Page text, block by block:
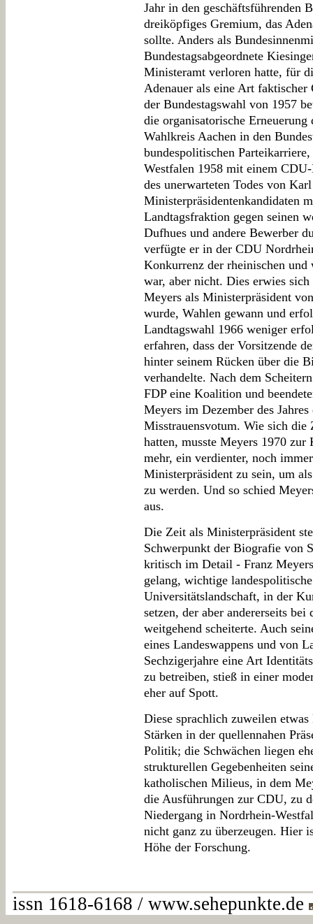
Jahr in den geschäftsführenden
dreiköpfiges Gremium, das
sollte. Anders als
Bundestagsabgeordnete
Ministeramt verloren hatte, für
Adenauer als eine Art faktischer
der Bundestagswahl von 1957
die organisatorische
Wahlkreis Aachen in den
bundespolitischen
Westfalen 1958 mit einem
des unerwarteten Todes von
Ministerpräsidentenkandidaten
Landtagsfraktion gegen seinen
Dufhues und andere Bewerber
verfügte er in der CDU
Konkurrenz der rheinischen und
war, aber nicht. Dies erwies
Meyers als Ministerpräsident
wurde, Wahlen gewann und
Landtagswahl 1966 weniger
erfahren, dass der Vorsitzende
hinter seinem Rücken über die
verhandelte. Nach dem
FDP eine Koalition und
Meyers im Dezember des
Misstrauensvotum. Wie sich die
hatten, musste Meyers 1970 zur
mehr, ein verdienter, noch
Ministerpräsident zu sein, um
zu werden. Und so schied
aus.
Die Zeit als Ministerpräsident
Schwerpunkt der Biografie von
kritisch im Detail - Franz
gelang, wichtige
Universitätslandschaft, in der
setzen, der aber andererseits
weitgehend scheiterte. Auch
eines Landeswappens und von
Sechzigerjahre eine Art
zu betreiben, stieß in einer
eher auf Spott.
Diese sprachlich zuweilen
Stärken in der quellennahen
Politik; die Schwächen liegen
strukturellen Gegebenheiten
katholischen Milieus, in dem
die Ausführungen zur CDU, zu
Niedergang in Nordrhein-
nicht ganz zu überzeugen. Hier
Höhe der Forschung.
issn 1618-6168 / www.sehepunkte.de